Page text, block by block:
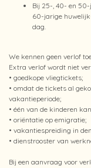
Bij 25-, 40- en
60-jarige
dag.
We kennen geen verlof
Extra verlof wordt niet
• goedkope vliegtickets;
• omdat de tickets al
vakantieperiode;
• één van de kinderen
• oriëntatie op emigratie;
• vakantiespreiding in
• dienstrooster van
Bij een aanvraag voor